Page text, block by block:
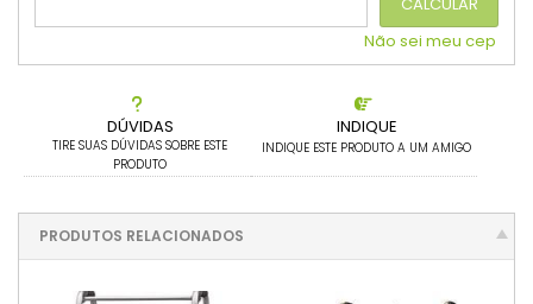
DÚVIDAS
TIRE SUAS DÚVIDAS SOBRE ESTE
PRODUTO
INDIQUE
INDIQUE ESTE PRODUTO A UM AMIGO
Não sei meu cep
PRODUTOS RELACIONADOS